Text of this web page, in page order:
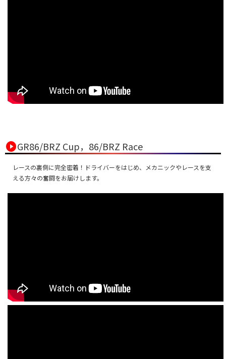
play_circleGR86/BRZ Cup，86/BRZ Race
レースの裏側に完全密着！ドライバーをはじめ、メカニックやレースを支
える方々の奮闘をお届けします。